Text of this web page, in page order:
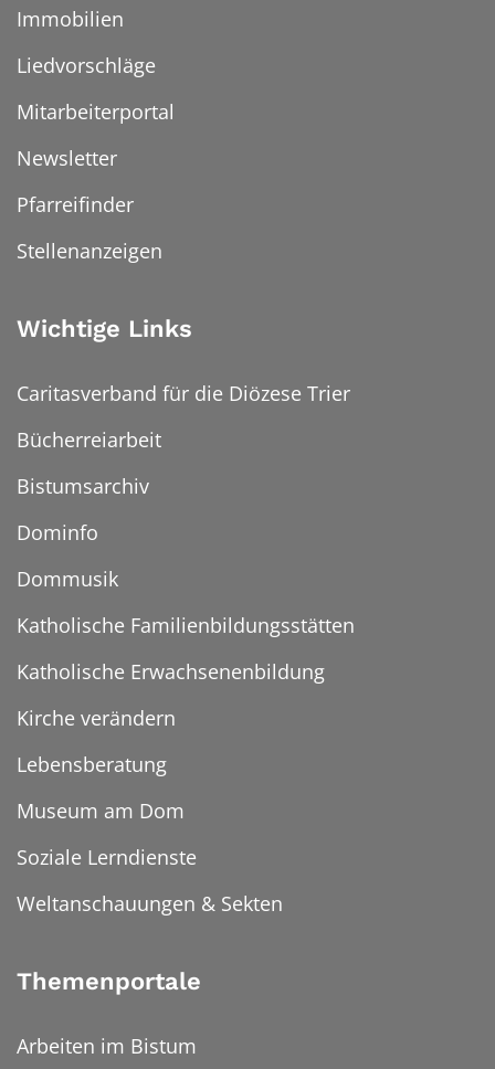
Immobilien
Liedvorschläge
Mitarbeiterportal
Newsletter
Pfarreifinder
Stellenanzeigen
Wichtige Links
Caritasverband für die Diözese Trier
Bücherreiarbeit
Bistumsarchiv
Dominfo
Dommusik
Katholische Familienbildungsstätten
Katholische Erwachsenenbildung
Kirche verändern
Lebensberatung
Museum am Dom
Soziale Lerndienste
Weltanschauungen & Sekten
Themenportale
Arbeiten im Bistum